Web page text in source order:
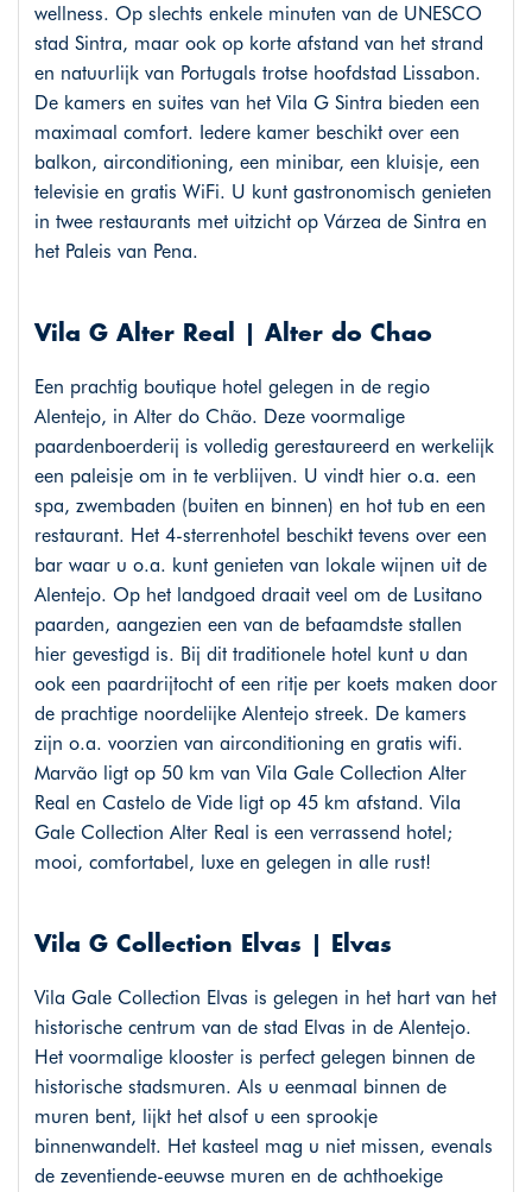
wellness. Op slechts enkele minuten van de UNESCO
stad Sintra, maar ook op korte afstand van het strand
en natuurlijk van Portugals trotse hoofdstad Lissabon.
De kamers en suites van het Vila G Sintra bieden een
maximaal comfort. Iedere kamer beschikt over een
balkon, airconditioning, een minibar, een kluisje, een
televisie en gratis WiFi. U kunt gastronomisch genieten
in twee restaurants met uitzicht op Várzea de Sintra en
het Paleis van Pena.
Vila G Alter Real | Alter do Chao
Een prachtig boutique hotel gelegen in de regio
Alentejo, in Alter do Chão. Deze voormalige
paardenboerderij is volledig gerestaureerd en werkelijk
een paleisje om in te verblijven. U vindt hier o.a. een
spa, zwembaden (buiten en binnen) en hot tub en een
restaurant. Het 4-sterrenhotel beschikt tevens over een
bar waar u o.a. kunt genieten van lokale wijnen uit de
Alentejo. Op het landgoed draait veel om de Lusitano
paarden, aangezien een van de befaamdste stallen
hier gevestigd is. Bij dit traditionele hotel kunt u dan
ook een paardrijtocht of een ritje per koets maken door
de prachtige noordelijke Alentejo streek. De kamers
zijn o.a. voorzien van airconditioning en gratis wifi.
Marvão ligt op 50 km van Vila Gale Collection Alter
Real en Castelo de Vide ligt op 45 km afstand. Vila
Gale Collection Alter Real is een verrassend hotel;
mooi, comfortabel, luxe en gelegen in alle rust!
Vila G Collection Elvas | Elvas
Vila Gale Collection Elvas is gelegen in het hart van het
historische centrum van de stad Elvas in de Alentejo.
Het voormalige klooster is perfect gelegen binnen de
historische stadsmuren. Als u eenmaal binnen de
muren bent, lijkt het alsof u een sprookje
binnenwandelt. Het kasteel mag u niet missen, evenals
de zeventiende-eeuwse muren en de achthoekige